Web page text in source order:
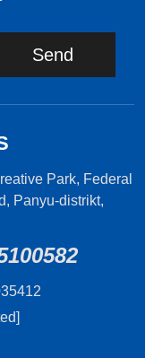
Send
Park, Federal
Panyu-distrikt,